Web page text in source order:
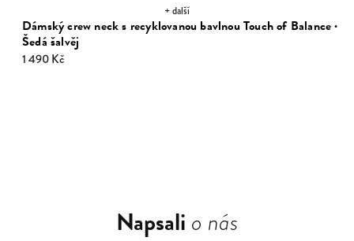
Dámský crew neck s recyklovanou bavlnou Touch of Balance ·
Šedá šalvěj
1 490 Kč
+ další
Napsali o nás